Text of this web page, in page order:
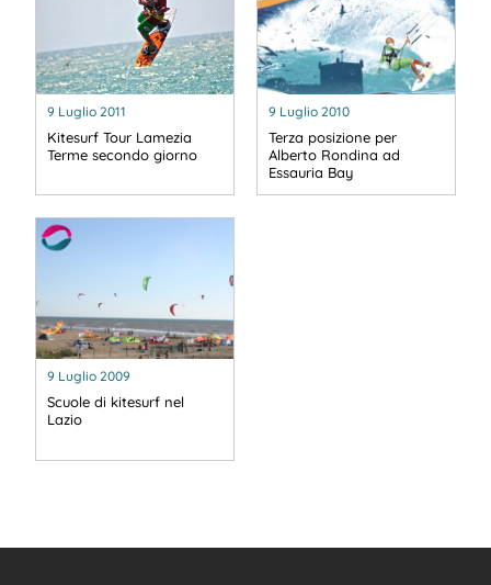
9 Luglio 2011
Kitesurf Tour Lamezia
Terme secondo giorno
9 Luglio 2010
Terza posizione per
Alberto Rondina ad
Essauria Bay
9 Luglio 2009
Scuole di kitesurf nel
Lazio